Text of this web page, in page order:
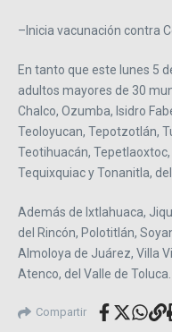
–Inicia vacunación contra
En tanto que este lunes 5
adultos mayores de 30
Chalco, Ozumba, Isidro
Teoloyucan, Tepotzotlán,
Teotihuacán,
Tequixquiac y Tonanitla,
Además de Ixtlahuaca,
del Rincón, Polotitlán,
Almoloya de Juárez, Villa
Atenco, del Valle de Toluca.
Compartir